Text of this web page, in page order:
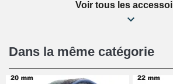
Kit Réparation Montre
16,90 €
Pied à Coulisse Numérique
Voir tous les
Dans la même catégorie